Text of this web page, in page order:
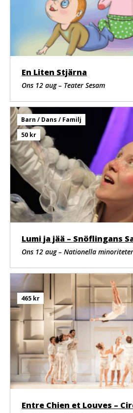
En Liten Stjärna
Ons 12 aug – Teater Sesam
Barn / Dans / Familj
50 kr
Lumi ja jää – Snöflingans
Ons 12 aug – Nationella
465 kr
Entre Chien et Louves –